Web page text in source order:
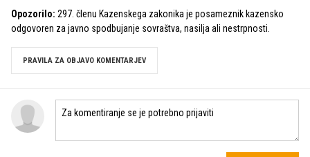
Opozorilo: 297. členu Kazenskega zakonika je posameznik kazensko
odgovoren za javno spodbujanje sovraštva, nasilja ali nestrpnosti.
PRAVILA ZA OBJAVO KOMENTARJEV